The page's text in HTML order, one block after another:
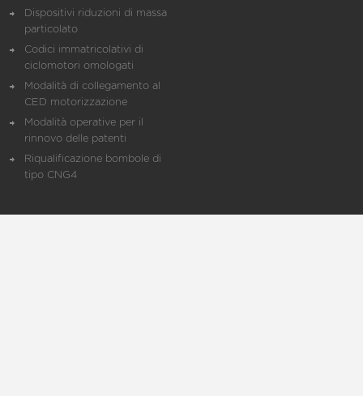
Dispositivi riduzioni di massa
particolato
Codici immatricolativi di
ciclomotori omologati
Modalità di collegamento al
CED motorizzazione
Modalità operative per il
rinnovo delle patenti
Riqualificazione bombole di
tipo CNG4